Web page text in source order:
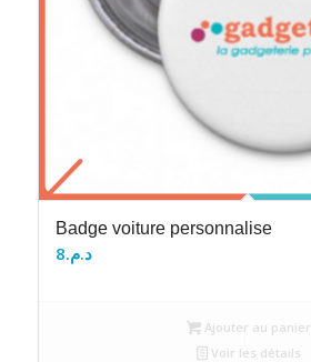
Badge voiture personnalise
د.م.8
Ajouter au panier
Voir les détails